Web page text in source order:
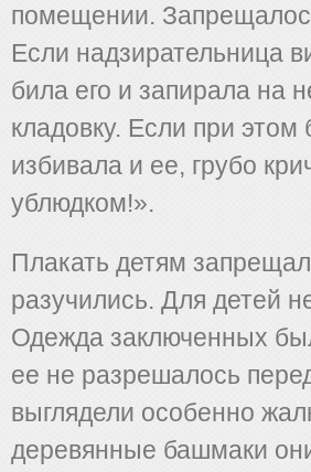
помещении.
Если надзирательница
била его и запирала на
кладовку. Если при
избивала и ее, грубо
ублюдком!».
Плакать детям
разучились. Для детей
Одежда заключенных
ее не разрешалось
выглядели особенно
деревянные башмаки